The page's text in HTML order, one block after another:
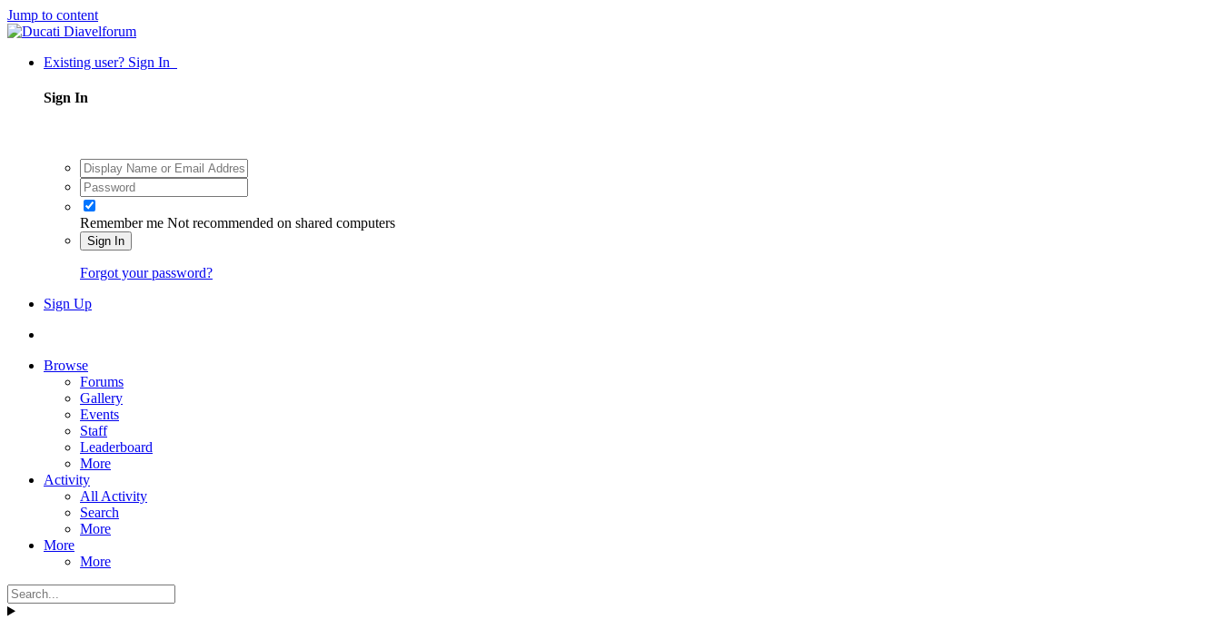
Jump to content
Existing user? Sign In
Sign In
Remember me Not recommended on shared computers
Sign In
Forgot your password?
Sign Up
Browse
Forums
Gallery
Events
Staff
Leaderboard
More
Activity
All Activity
Search
More
More
More